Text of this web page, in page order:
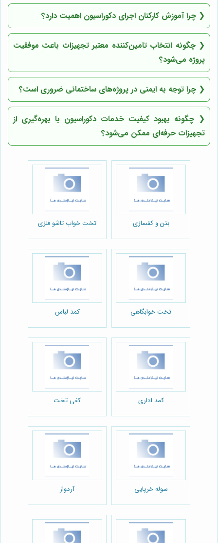
❮ چرا آموزش کارکنان اجرای دکوراسیون اهمیت دارد؟
❮ چگونه انتخاب تامین‌کننده معتبر تجهیزات باعث موفقیت
پروژه می‌شود؟
❮ چرا توجه به ایمنی در پروژه‌های ساختمانی ضروری است؟
❮ چگونه بهبود کیفیت خدمات دکوراسیون با بهره‌گیری از
تجهیزات حرفه‌ای ممکن می‌شود؟
بتن و کفسازی تخت خواب تاشو فلزی
تخت خوابگاهی کمد لباس
کمد اداری کفی تخت
سوله خرپایی آردواز